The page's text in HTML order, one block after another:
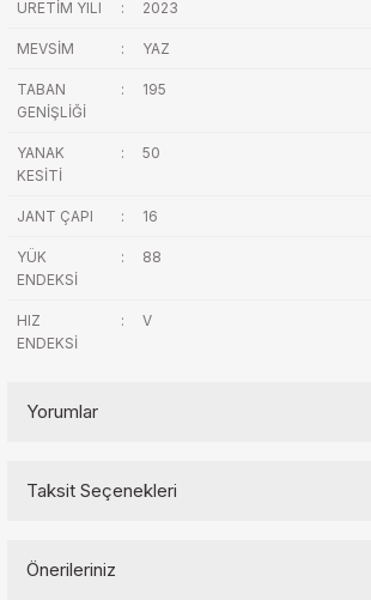
ÜRETİM YILI : 2023
MEVSİM : YAZ
TABAN
GENİŞLİĞİ
: 195
YANAK
KESİTİ
: 50
JANT ÇAPI : 16
YÜK
ENDEKSİ
: 88
HIZ
ENDEKSİ
: V
Yorumlar
Taksit Seçenekleri
Önerileriniz